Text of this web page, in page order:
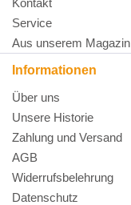
Service
Aus unserem Magazin
Informationen
Über uns
Unsere Historie
Zahlung und Versand
AGB
Widerrufsbelehrung
Datenschutz